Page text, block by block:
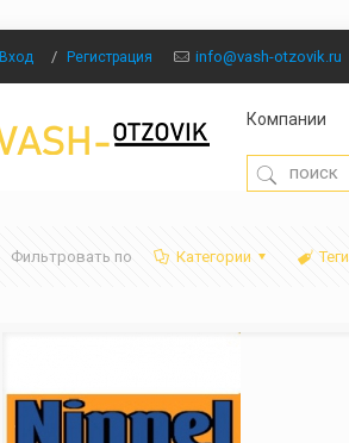
Вход / Регистрация info@vash-otzovik.ru
Компании
Фильтровать по Категории Теги